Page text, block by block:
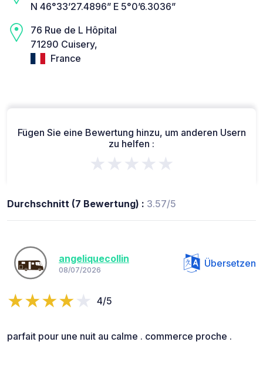
N 46°33’27.4896” E 5°0’6.3036”
76 Rue de L Hôpital
71290 Cuisery,
France
Fügen Sie eine Bewertung hinzu, um anderen Usern
zu helfen :
★★★★★
Durchschnitt (7 Bewertung) : 3.57/5
angeliquecollin
08/07/2026
Übersetzen
4/5
parfait pour une nuit au calme . commerce proche .